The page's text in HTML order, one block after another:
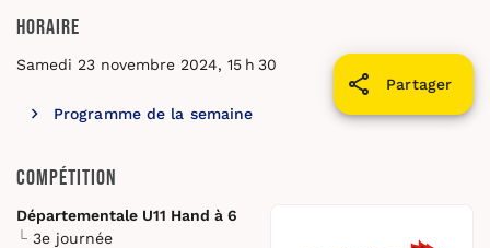
Horaire
Partager
Samedi 23 novembre 2024, 15 h 30
Programme de la semaine
Compétition
Départementale U11 Hand à 6
3e journée